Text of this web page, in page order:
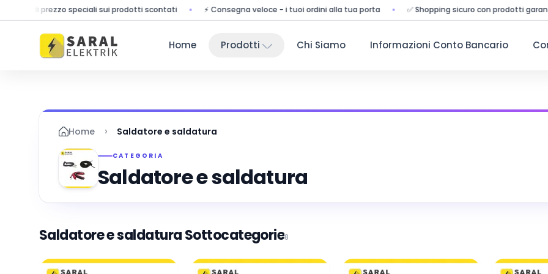
speciali sui prodotti scontati ⚡ Consegna veloce - i tuoi ordini alla tua porta ✅ Shopping sicuro con prodotti garantiti di
Home Prodotti Chi Siamo Informazioni Conto Bancario
Home › Saldatore e saldatura
CATEGORIA
Saldatore e saldatura
Saldatore e saldaturaSottocategorie8